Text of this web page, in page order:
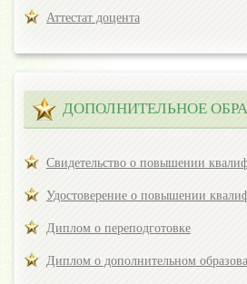
Аттестат доцента
ДОПОЛНИТЕЛЬНОЕ
Свидетельство о повышении
Удостоверение о повышении
Диплом о переподготовке
Диплом о дополнительном